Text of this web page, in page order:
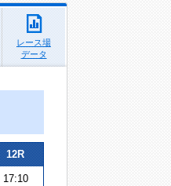
レース場
データ
12R
17:10